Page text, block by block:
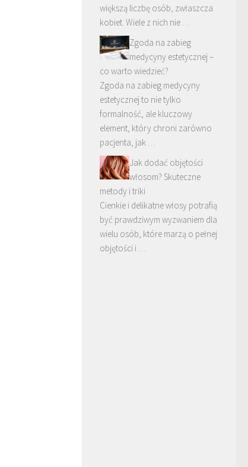
większą liczbę osób, zwłaszcza
kobiet. Wiele z nich nie …
Zgoda na zabieg
medycyny estetycznej –
co warto wiedzieć?
Zgoda na zabieg medycyny
estetycznej to nie tylko
formalność, ale kluczowy
element, który chroni zarówno
pacjenta, jak …
Jak dodać objętości
włosom? Skuteczne
metody i triki
Cienkie i delikatne włosy potrafią
być prawdziwym wyzwaniem dla
wielu osób, które marzą o pełnej
objętości i …